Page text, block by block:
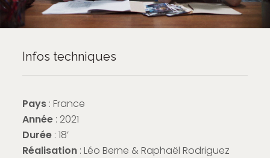
Infos techniques
Pays : France
Année : 2021
Durée : 18’
Réalisation : Léo Berne & Raphaël Rodriguez